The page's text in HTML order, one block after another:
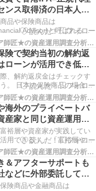
シンプルに考える！ 日本の
が付いているケースが多
ンス取得済の日本人ス
ベスト！
品や保険商品は
Advisor)と呼ばれる正
ポートまでを請け負う事に
、オフショア籍の保険会社
ントを受け入れてはいない
規代理…
★オフショア師匠★の資産運用調査分析ダイアリー
険で契約当初の解約返
ローンが活用でき低い
きる特徴がある！富裕
話。
、解約返戻金はチェックす
。 日本の保険商品の場合は
で、例えば貯蓄型生命保険
が支払った保険料を上回る
は満期近くになる事がほと
ア籍の貯蓄型生命保険の場
★オフショア師匠★の資産運用調査分析ダイアリー
海外のプライベートバ
産家と同じ資産運用を
ると言う話のウソ/ホン
裕層や資産家が実践してい
用できる！」 「富裕層や資
ライベートバンクを小口化
ている！」 と言った話を聞
もしれないが、こうした話
。 オフショア投資商品やプ
★オフショア師匠★の資産運用調査分析ダイアリー
＆アフターサポートも
などに外部委託してい
は何をしてくれる存在
険商品や金融商品は